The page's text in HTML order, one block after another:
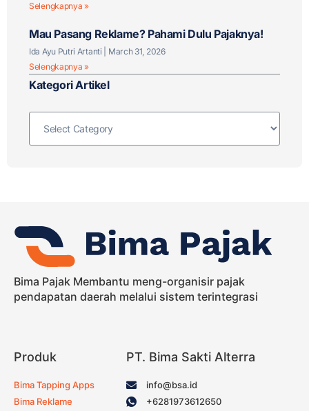
Selengkapnya »
Mau Pasang Reklame? Pahami Dulu Pajaknya!
Ida Ayu Putri Artanti
March 31, 2026
Selengkapnya »
Kategori Artikel
Bima Pajak Membantu meng-organisir pajak
pendapatan daerah melalui sistem terintegrasi
Produk
Bima Tapping Apps
Bima Reklame
PT. Bima Sakti Alterra
info@bsa.id
+6281973612650